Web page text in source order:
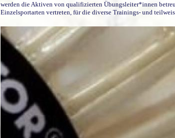
werden die Aktiven von qualifizierten Übungsleiter*innen
Einzelsportarten vertreten, für die diverse Trainings- und